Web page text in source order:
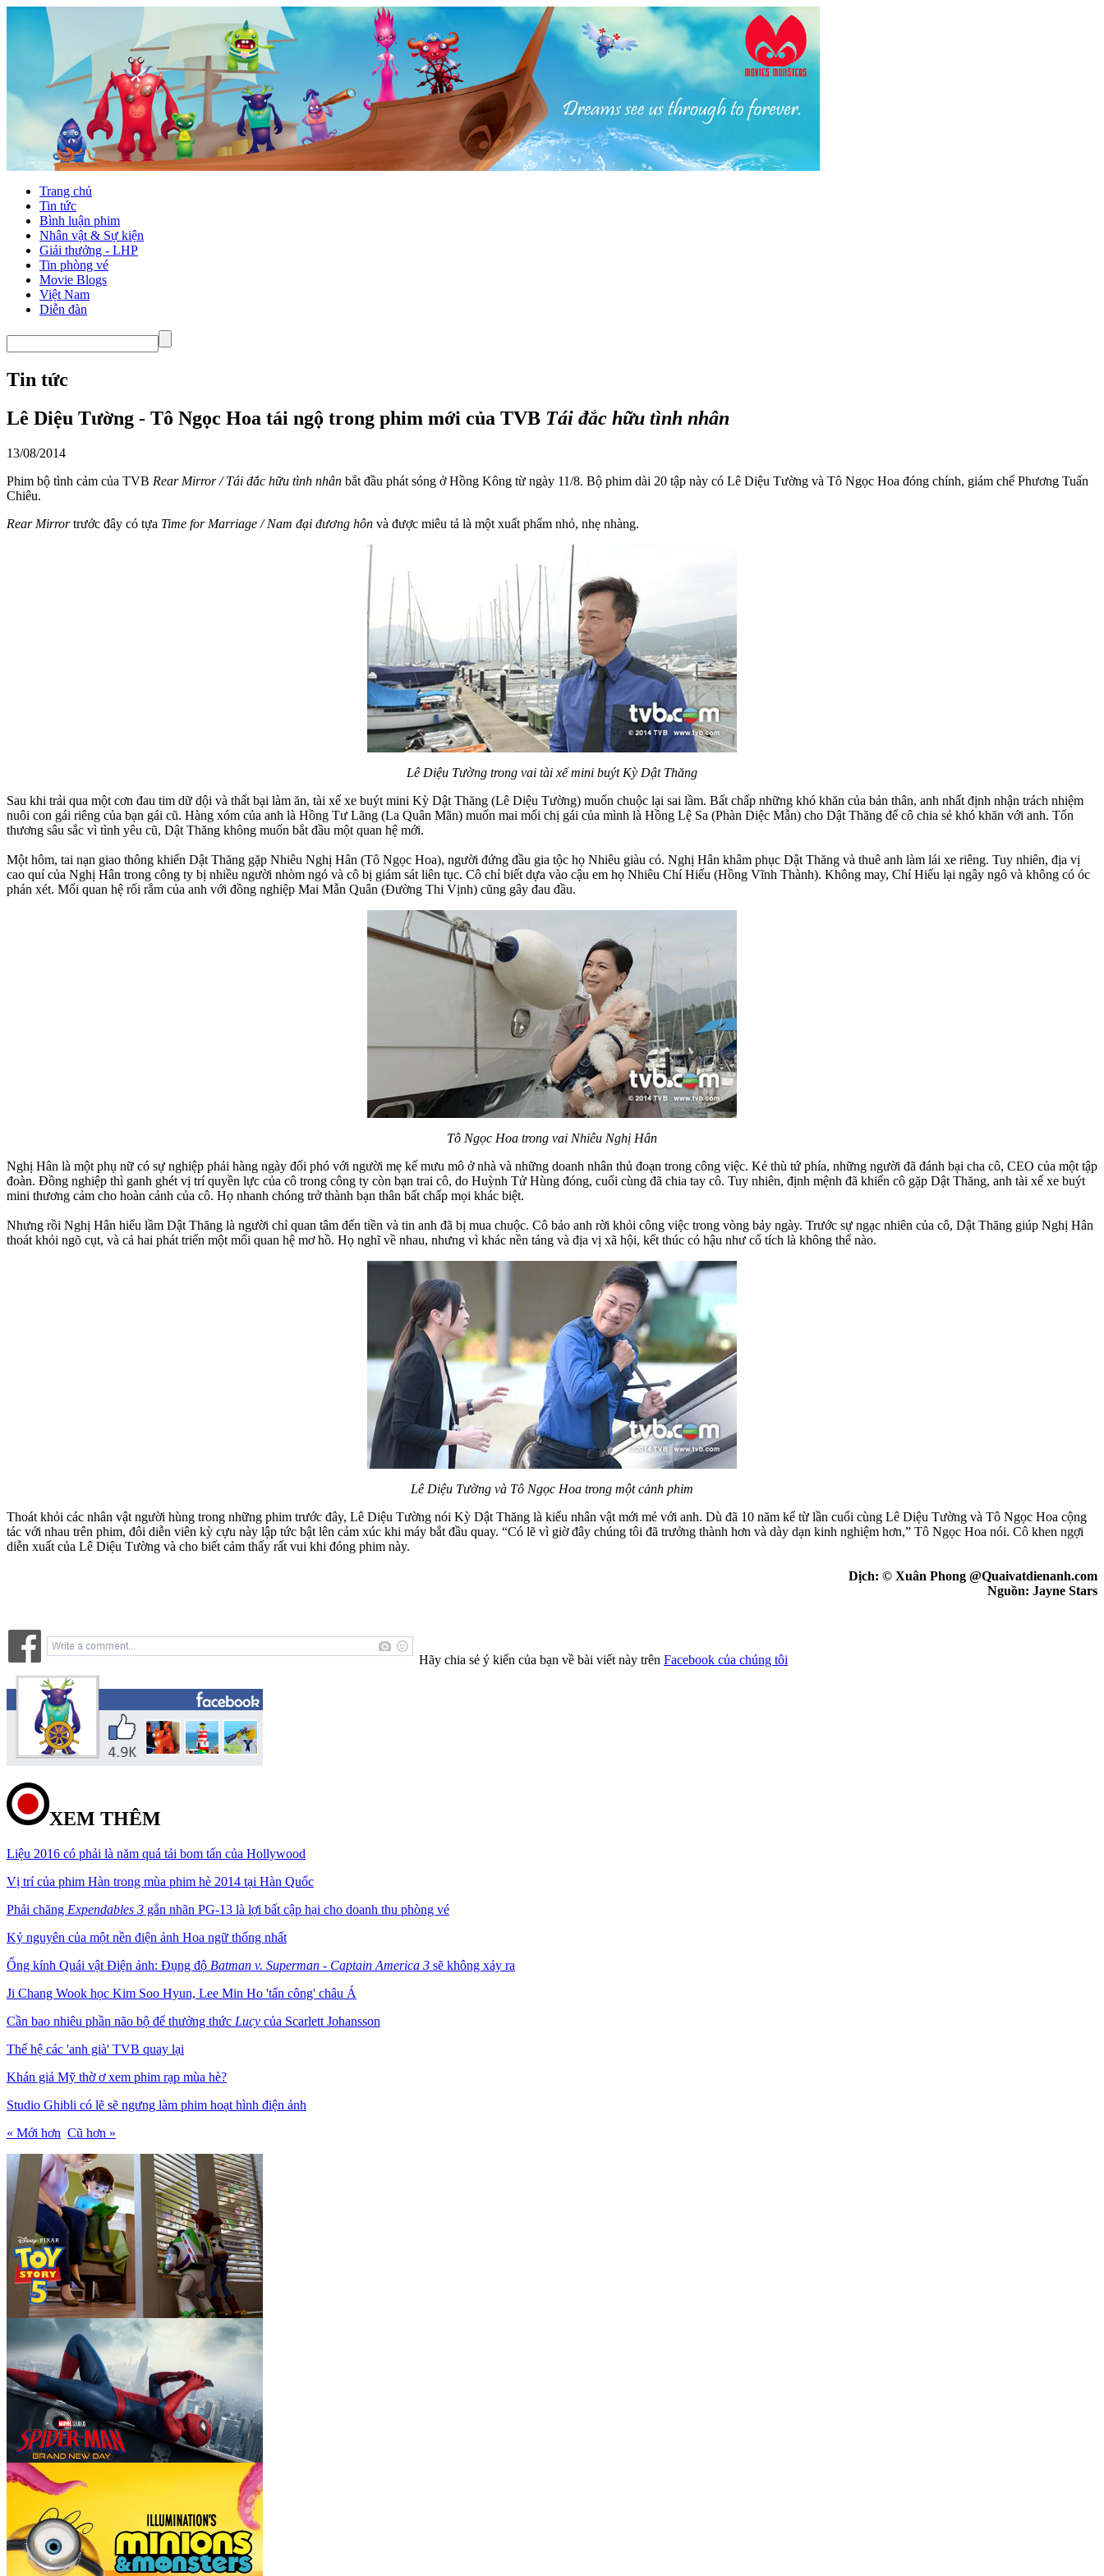
Trang chủ
Tin tức
Bình luận phim
Nhân vật & Sự kiện
Giải thưởng - LHP
Tin phòng vé
Movie Blogs
Việt Nam
Diễn đàn
Tin tức
Lê Diệu Tường - Tô Ngọc Hoa tái ngộ trong phim mới của TVB Tái đắc hữu tình nhân
13/08/2014
Phim bộ tình cảm của TVB Rear Mirror / Tái đắc hữu tình nhân bắt đầu phát sóng ở Hồng Kông từ ngày 11/8. Bộ phim dài 20 tập này có Lê Diệu Tường và Tô Ngọc Hoa đóng chính, giám chế Phương Tuấn
Chiêu.
Rear Mirrortrước đây có tựa Time for Marriage / Nam đại đương hôn và được miêu tả là một xuất phẩm nhỏ, nhẹ nhàng.
Lê Diệu Tường trong vai tài xế mini buýt Kỳ Dật Thăng
Sau khi trải qua một cơn đau tim dữ dội và thất bại làm ăn, tài xế xe buýt mini Kỳ Dật Thăng (Lê Diệu Tường) muốn chuộc lại sai lầm. Bất chấp những khó khăn của bản thân, anh nhất định nhận trách nhiệm
nuôi con gái riêng của bạn gái cũ. Hàng xóm của anh là Hồng Tư Lãng (La Quân Mãn) muốn mai mối chị gái của mình là Hồng Lệ Sa (Phàn Diệc Mẫn) cho Dật Thăng để cô chia sẻ khó khăn với anh. Tổn
thương sâu sắc vì tình yêu cũ, Dật Thăng không muốn bắt đầu một quan hệ mới.
Một hôm, tai nạn giao thông khiến Dật Thăng gặp Nhiêu Nghị Hân (Tô Ngọc Hoa), người đứng đầu gia tộc họ Nhiêu giàu có. Nghị Hân khâm phục Dật Thăng và thuê anh làm lái xe riêng. Tuy nhiên, địa vị
cao quí của Nghị Hân trong công ty bị nhiều người nhòm ngó và cô bị giám sát liên tục. Cô chỉ biết dựa vào cậu em họ Nhiêu Chí Hiếu (Hồng Vĩnh Thành). Không may, Chí Hiếu lại ngây ngô và không có óc
phán xét. Mối quan hệ rối rắm của anh với đồng nghiệp Mai Mẫn Quân (Đường Thi Vịnh) cũng gây đau đầu.
Tô Ngọc Hoa trong vai Nhiêu Nghị Hân
Nghị Hân là một phụ nữ có sự nghiệp phải hàng ngày đối phó với người mẹ kế mưu mô ở nhà và những doanh nhân thủ đoạn trong công việc. Kẻ thù tứ phía, những người đã đánh bại cha cô, CEO của một tập
đoàn. Đồng nghiệp thì ganh ghét vị trí quyền lực của cô trong công ty còn bạn trai cô, do Huỳnh Tử Hùng đóng, cuối cùng đã chia tay cô. Tuy nhiên, định mệnh đã khiến cô gặp Dật Thăng, anh tài xế xe buýt
mini thương cảm cho hoàn cảnh của cô. Họ nhanh chóng trở thành bạn thân bất chấp mọi khác biệt.
Nhưng rồi Nghị Hân hiểu lầm Dật Thăng là người chỉ quan tâm đến tiền và tin anh đã bị mua chuộc. Cô bảo anh rời khỏi công việc trong vòng bảy ngày. Trước sự ngạc nhiên của cô, Dật Thăng giúp Nghị Hân
thoát khỏi ngõ cụt, và cả hai phát triển một mối quan hệ mơ hồ. Họ nghĩ về nhau, nhưng vì khác nền tảng và địa vị xã hội, kết thúc có hậu như cổ tích là không thể nào.
Lê Diệu Tường và Tô Ngọc Hoa trong một cảnh phim
Thoát khỏi các nhân vật người hùng trong những phim trước đây, Lê Diệu Tường nói Kỳ Dật Thăng là kiểu nhân vật mới mẻ với anh. Dù đã 10 năm kể từ lần cuối cùng Lê Diệu Tường và Tô Ngọc Hoa cộng
tác với nhau trên phim, đôi diễn viên kỳ cựu này lập tức bật lên cảm xúc khi máy bắt đầu quay. “Có lẽ vì giờ đây chúng tôi đã trưởng thành hơn và dày dạn kinh nghiệm hơn,” Tô Ngọc Hoa nói. Cô khen ngợi
diễn xuất của Lê Diệu Tường và cho biết cảm thấy rất vui khi đóng phim này.
Dịch: © Xuân Phong @Quaivatdienanh.com
Nguồn: Jayne Stars
Hãy chia sẻ ý kiến của bạn về bài viết này trên Facebook của chúng tôi
XEM THÊM
Liệu 2016 có phải là năm quá tải bom tấn của Hollywood
Vị trí của phim Hàn trong mùa phim hè 2014 tại Hàn Quốc
Phải chăng Expendables 3 gắn nhãn PG-13 là lợi bất cập hại cho doanh thu phòng vé
Kỷ nguyên của một nền điện ảnh Hoa ngữ thống nhất
Ống kính Quái vật Điện ảnh: Đụng độ Batman v. Superman - Captain America 3 sẽ không xảy ra
Ji Chang Wook học Kim Soo Hyun, Lee Min Ho 'tấn công' châu Á
Cần bao nhiêu phần não bộ để thưởng thức Lucy của Scarlett Johansson
Thế hệ các 'anh già' TVB quay lại
Khán giả Mỹ thờ ơ xem phim rạp mùa hè?
Studio Ghibli có lẽ sẽ ngưng làm phim hoạt hình điện ảnh
« Mới hơn Cũ hơn »